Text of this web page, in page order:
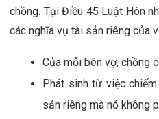
chồng. Tại Điều 45 Luật Hôn
các nghĩa vụ tài sản riêng của
Của mỗi bên vợ, chồng
Phát sinh từ việc
sản riêng mà nó không